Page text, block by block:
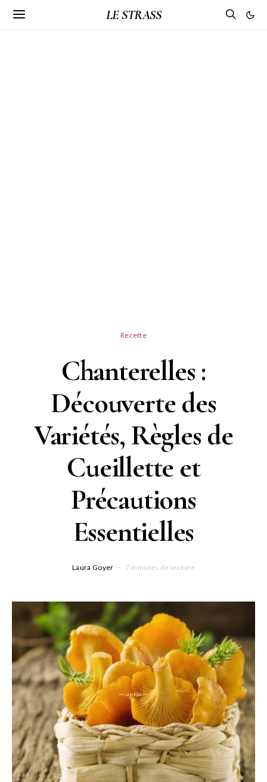
LE STRASS
Recette
Chanterelles :
Découverte des
Variétés, Règles de
Cueillette et
Précautions
Essentielles
Laura Goyer 7 minutes de lecture